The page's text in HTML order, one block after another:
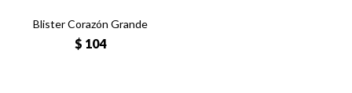
Blister Corazón Grande
$ 104